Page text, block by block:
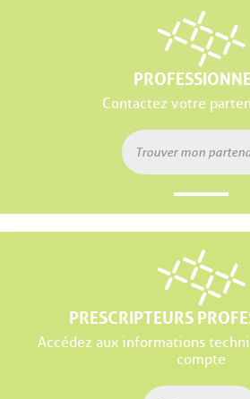
Contactez votre
Trouver mon
PRESCRIPTEURS
Accédez aux informations
compte